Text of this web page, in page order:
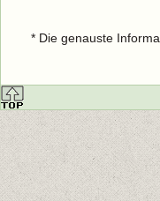
* Die genauste